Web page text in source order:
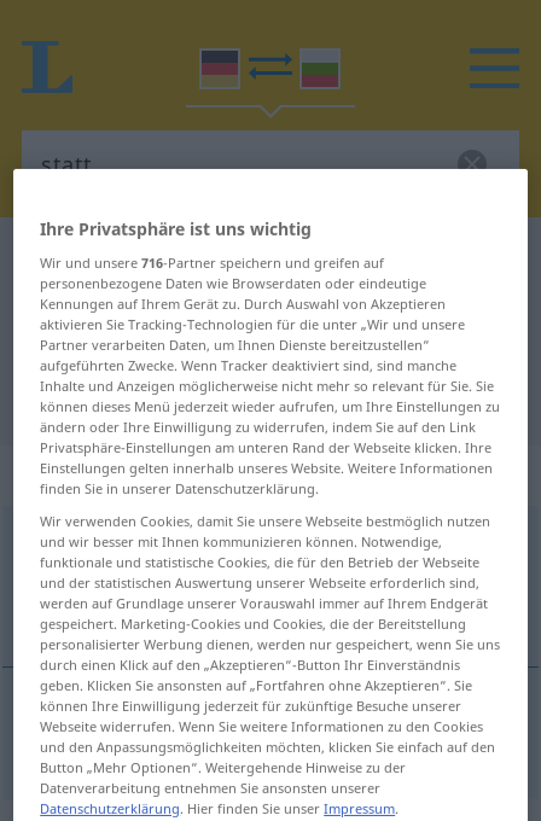
Deutsch-Bulgarisch Wörterbuch statt
Deutsch-Bulgarisch Übersetzung
für "statt"
"statt" Bulgarisch Übersetzung
„statt“
statt
Übersicht aller Übersetzungen
(Für mehr Details die Übersetzung anklicken/antippen)
statt → siehe „ anstatt“
Ihre Privatsphäre ist uns wichtig
Wir und unsere716-Partner speichern und greifen auf
personenbezogene Daten wie Browserdaten oder eindeutige
Kennungen auf Ihrem Gerät zu. Durch Auswahl von Akzeptieren
aktivieren Sie Tracking-Technologien für die unter „Wir und unsere
Partner verarbeiten Daten, um Ihnen Dienste bereitzustellen“
aufgeführten Zwecke. Wenn Tracker deaktiviert sind, sind manche
Inhalte und Anzeigen möglicherweise nicht mehr so relevant für Sie. Sie
können dieses Menü jederzeit wieder aufrufen, um Ihre Einstellungen zu
ändern oder Ihre Einwilligung zu widerrufen, indem Sie auf den Link
Privatsphäre-Einstellungen am unteren Rand der Webseite klicken. Ihre
Einstellungen gelten innerhalb unseres Website. Weitere Informationen
finden Sie in unserer Datenschutzerklärung.
Wir verwenden Cookies, damit Sie unsere Webseite bestmöglich nutzen
und wir besser mit Ihnen kommunizieren können. Notwendige,
funktionale und statistische Cookies, die für den Betrieb der Webseite
und der statistischen Auswertung unserer Webseite erforderlich sind,
werden auf Grundlage unserer Vorauswahl immer auf Ihrem Endgerät
gespeichert. Marketing-Cookies und Cookies, die der Bereitstellung
personalisierter Werbung dienen, werden nur gespeichert, wenn Sie uns
durch einen Klick auf den „Akzeptieren“-Button Ihr Einverständnis
geben. Klicken Sie ansonsten auf „Fortfahren ohne Akzeptieren“. Sie
können Ihre Einwilligung jederzeit für zukünftige Besuche unserer
Webseite widerrufen. Wenn Sie weitere Informationen zu den Cookies
und den Anpassungsmöglichkeiten möchten, klicken Sie einfach auf den
Button „Mehr Optionen“. Weitergehende Hinweise zu der
Datenverarbeitung entnehmen Sie ansonsten unserer
Datenschutzerklärung. Hier finden Sie unserImpressum.